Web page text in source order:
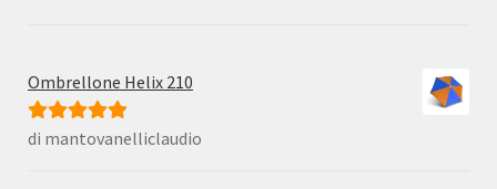
Ombrellone Helix 210
Valutato5su
di mantovanelliclaudio